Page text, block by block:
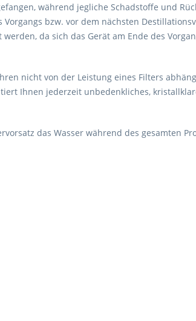
während jegliche Schadstoffe und
bzw. vor dem nächsten
da sich das Gerät am Ende des
nicht von der Leistung eines Filters
Ihnen jederzeit unbedenkliches,
das Wasser während des gesamten